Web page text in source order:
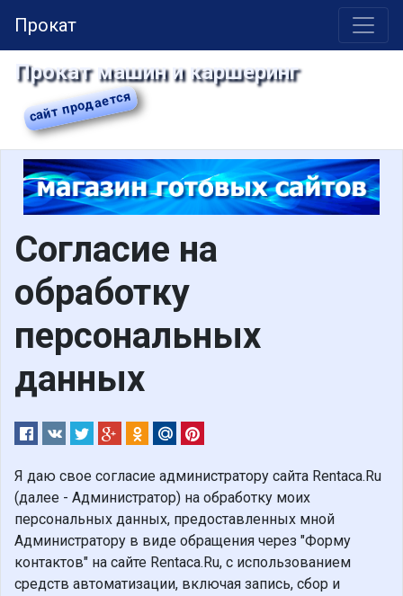
Прокат
Прокат машин и каршеринг
Cогласие на
обработку
персональных
данных
Я даю свое согласие администратору сайта Rentaca.Ru
(далее - Администратор) на обработку моих
персональных данных, предоставленных мной
Администратору в виде обращения через "Форму
контактов" на сайте Rentaca.Ru, с использованием
средств автоматизации, включая запись, сбор и